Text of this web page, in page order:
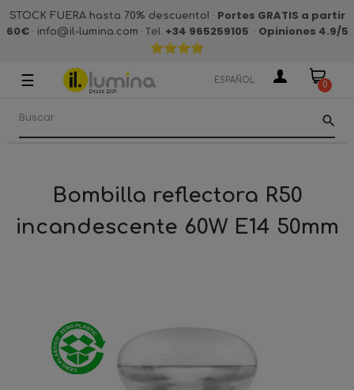
STOCK FUERA hasta 70% descuento! · Portes GRATIS a partir
60€· info@il-lumina.com · Tel. +34 965259105 · Opiniones 4.9/5
Navegación
palanca
☰ ESPAÑOL 0
search
Bombilla reflectora R50
incandescente 60W E14 50mm